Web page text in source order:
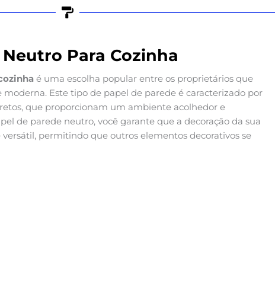
Para Cozinha
é uma escolha popular entre os proprietários que
Este tipo de papel de parede é caracterizado por
que proporcionam um ambiente acolhedor e
de parede neutro, você garante que a decoração da sua
permitindo que outros elementos decorativos se